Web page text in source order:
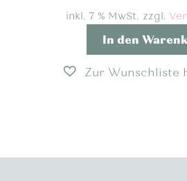
inkl. 7 % MwSt. zzgl.
In den